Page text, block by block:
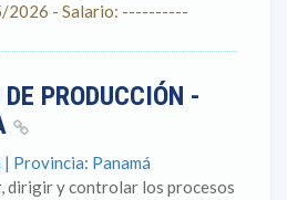
2026 - Salario: ----------
PRODUCCIÓN -
Provincia: Panamá
dirigir y controlar los procesos